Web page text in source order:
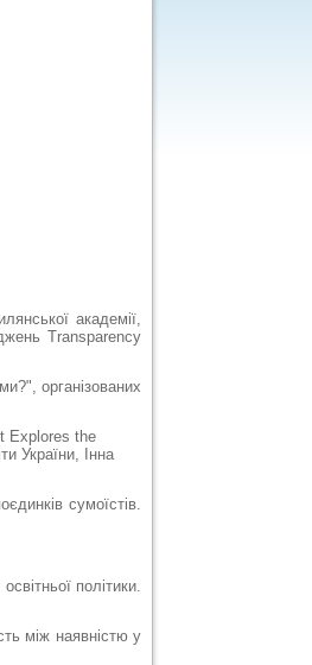
академії,
Transparency
організованих
Explores the
України, Інна
сумоїстів.
політики.
між наявністю у